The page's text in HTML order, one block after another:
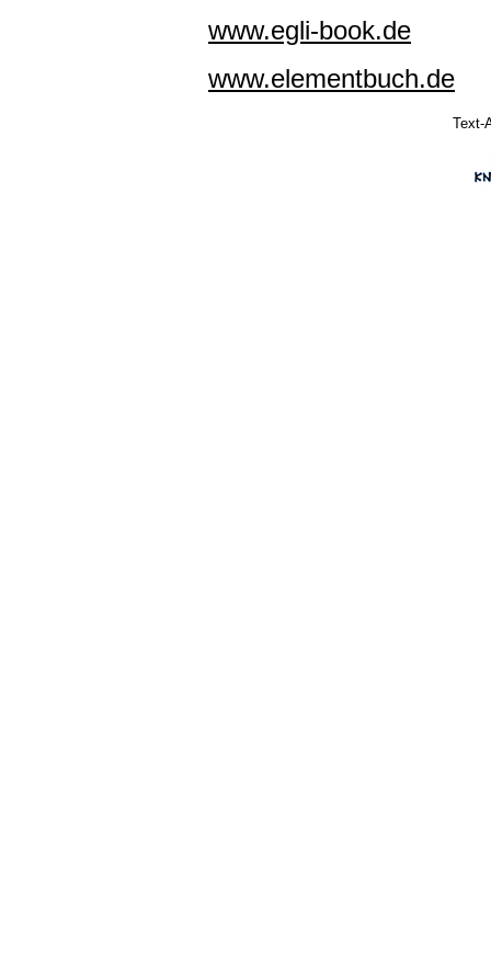
www.egli-book.de
www.elementbuch.de
Text-